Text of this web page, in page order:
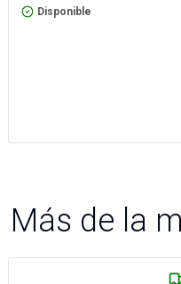
Disponible
Más de la